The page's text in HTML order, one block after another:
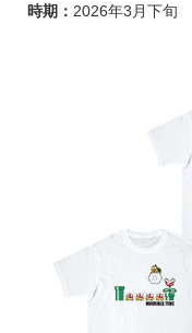
時期： 2026年3月下旬